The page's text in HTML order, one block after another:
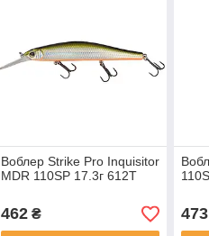
Воблер Strike Pro Inquisitor
MDR 110SP 17.3г 612T
462₴ 473